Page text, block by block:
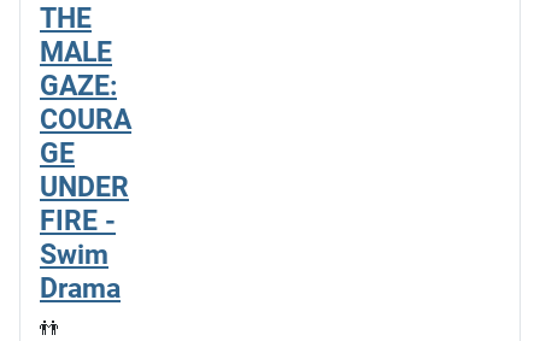
THE
MALE
GAZE:
COURA
GE
UNDER
FIRE -
Swim
Drama
👬